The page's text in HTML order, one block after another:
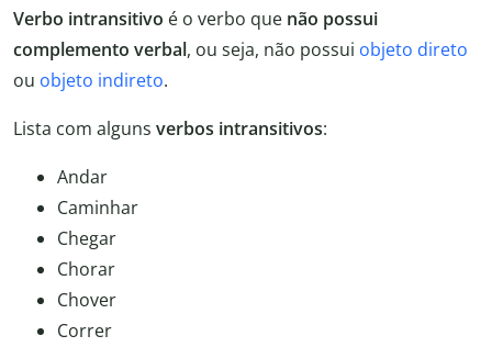
Verbo intransitivo é o verbo que não possui
complemento verbal, ou seja, não possui objeto direto
ou objeto indireto.
Lista com alguns verbos intransitivos:
Andar
Caminhar
Chegar
Chorar
Chover
Correr